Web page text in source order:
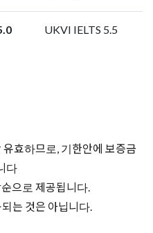
UKVI IELTS 5.5
효하므로, 기한안에 보증금
다
으로 제공됩니다.
는 것은 아닙니다.